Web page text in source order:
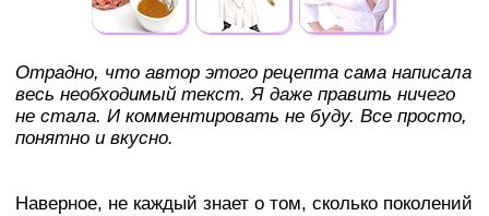
Отрадно, что автор этого рецепта сама написала
весь необходимый текст. Я даже править ничего
не стала. И комментировать не буду. Все просто,
понятно и вкусно.
Наверное, не каждый знает о том, сколько поколений